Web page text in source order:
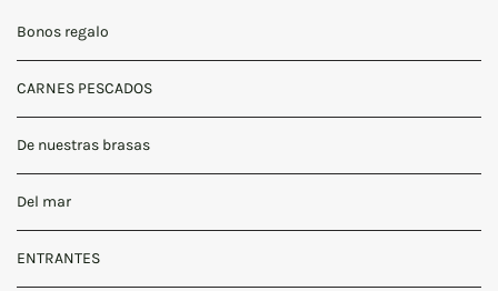
Bonos regalo
CARNES PESCADOS
De nuestras brasas
Del mar
ENTRANTES